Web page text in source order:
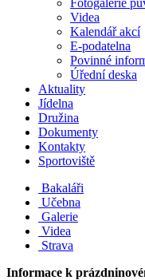
Fotogalerie
Videa
Kalendář akcí
E-podatelna
Povinné
Úřední deska
Aktuality
Jídelna
Družina
Dokumenty
Kontakty
Sportoviště
Bakaláři
Učebna
Galerie
Videa
Strava
Informace k